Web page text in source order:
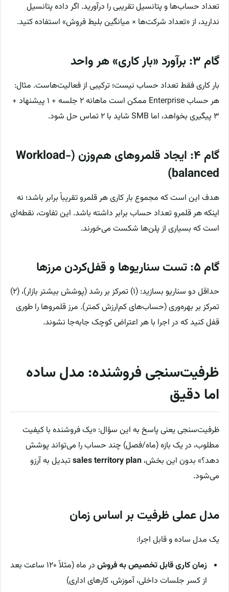
تعداد حساب‌ها و پتانسیل تقریبی را درآورید. اگر داده پتانسیل
ندارید، از «تعداد شرکت‌ها × میانگین بلیط فروش» استفاده کنید.
گام ۳: برآورد «بار کاری» هر واحد
بار کاری فقط تعداد حساب نیست؛ ترکیبی از فعالیت‌هاست. مثال:
هر حساب Enterprise ممکن است ماهانه ۲ جلسه + ۱ پیشنهاد +
۳ پیگیری بخواهد، اما SMB شاید با ۲ تماس حل شود.
گام ۴: ایجاد قلمروهای هم‌وزن (Workload-
balanced)
هدف این است که مجموع بار کاری هر قلمرو تقریباً برابر باشد؛ نه
اینکه هر قلمرو تعداد حساب برابر داشته باشد. این تفاوت، نقطه‌ای
است که بسیاری از پلن‌ها شکست می‌خورند.
گام ۵: تست سناریوها و قفل‌کردن مرزها
حداقل دو سناریو بسازید: (۱) تمرکز بر رشد (پوشش بیشتر بازار)، (۲)
تمرکز بر بهره‌وری (حساب‌های کم‌ارزش کمتر). مرز قلمروها را طوری
قفل کنید که در اجرا با هر اعتراض کوچک جابه‌جا نشوند.
ظرفیت‌سنجی فروشنده: مدل ساده
اما دقیق
ظرفیت‌سنجی یعنی پاسخ به این سؤال: «یک فروشنده با کیفیت
مطلوب، در یک بازه (ماه/فصل) چند حساب را می‌تواند پوشش
دهد؟» بدون این بخش، sales territory planتبدیل به آرزو
می‌شود.
مدل عملی ظرفیت بر اساس زمان
یک مدل ساده و قابل اجرا:
زمان کاری قابل تخصیص به فروش
در ماه (مثلاً ۱۲۰ ساعت بعد
از کسر جلسات داخلی، آموزش، کارهای اداری)